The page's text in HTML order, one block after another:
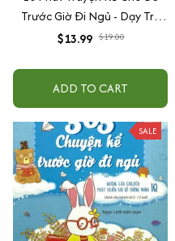
Trước Giờ Đi Ngủ - Dạy Trẻ
Lòng Dũng Cảm
$13.99 $19.00
ADD TO CART
SALE